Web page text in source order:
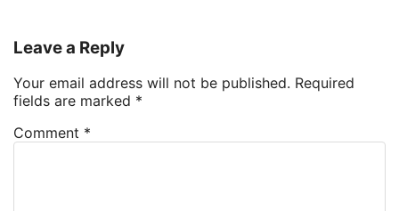
Leave a Reply
Your email address will not be published. Required
fields are marked *
Comment *